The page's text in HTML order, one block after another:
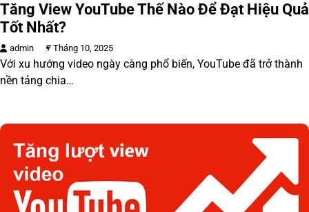
Tăng View YouTube Thế Nào Để Đạt Hiệu Quả
Tốt Nhất?
admin 7 Tháng 10, 2025
Với xu hướng video ngày càng phổ biến, YouTube đã trở thành
nền tảng chia…